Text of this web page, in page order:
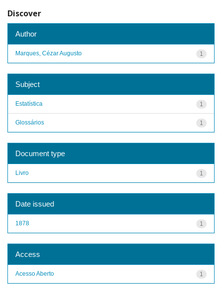
Discover
Author
1
Marques, Cézar Augusto
Subject
1
Estatística
1
Glossários
Document type
1
Livro
Date issued
1
1878
Access
1
Acesso Aberto